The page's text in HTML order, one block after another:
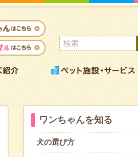
ワンちゃんを知る
犬の選び方